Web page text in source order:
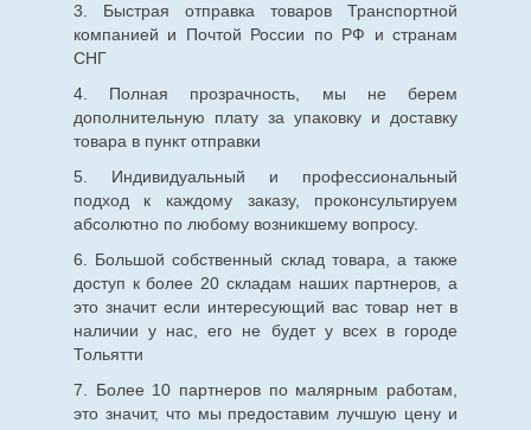
3. Быстрая отправка товаров Транспортной
компанией и Почтой России по РФ и странам
СНГ
4. Полная прозрачность, мы не берем
дополнительную плату за упаковку и доставку
товара в пункт отправки
5. Индивидуальный и профессиональный
подход к каждому заказу, проконсультируем
абсолютно по любому возникшему вопросу.
6. Большой собственный склад товара, а также
доступ к более 20 складам наших партнеров, а
это значит если интересующий вас товар нет в
наличии у нас, его не будет у всех в городе
Тольятти
7. Более 10 партнеров по малярным работам,
это значит, что мы предоставим лучшую цену и